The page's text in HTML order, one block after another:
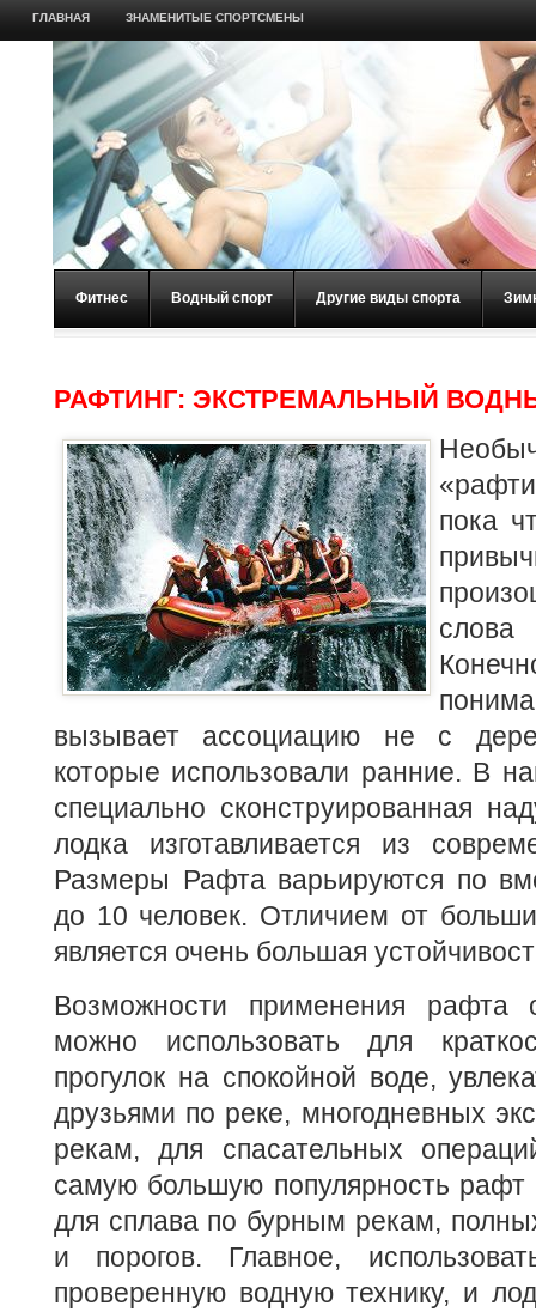
ГЛАВНАЯ ЗНАМЕНИТЫЕ СПОРТСМЕНЫ
Фитнес Водный спорт Другие виды спорта
РАФТИНГ: ЭКСТРЕМАЛЬНЫЙ
пока
вызывает ассоциацию не с
которые использовали ранние. В
специально сконструированная
лодка изготавливается из
Размеры Рафта варьируются по
до 10 человек. Отличием от
является очень большая
Возможности применения рафта
можно использовать для
прогулок на спокойной воде,
друзьями по реке, многодневных
рекам, для спасательных
самую большую популярность рафт
для сплава по бурным рекам,
и порогов. Главное,
проверенную водную технику, и